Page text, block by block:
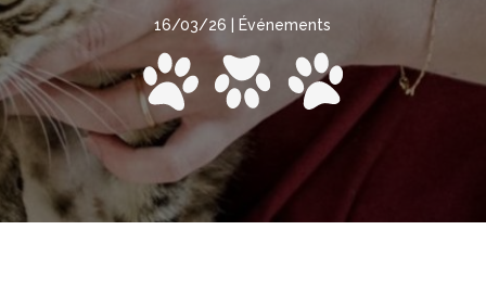
16/03/26 |Événements